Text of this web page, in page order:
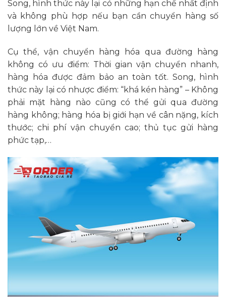
Song, hình thức này lại có những hạn chế nhất định
và không phù hợp nếu bạn cần chuyển hàng số
lượng lớn về Việt Nam.
Cụ thể, vận chuyển hàng hóa qua đường hàng
không có ưu điểm: Thời gian vận chuyển nhanh,
hàng hóa được đảm bảo an toàn tốt. Song, hình
thức này lại có nhược điểm: “khá kén hàng” – Không
phải mặt hàng nào cũng có thể gửi qua đường
hàng không; hàng hóa bị giới hạn về cân nặng, kích
thước; chi phí vận chuyển cao; thủ tục gửi hàng
phức tạp,…